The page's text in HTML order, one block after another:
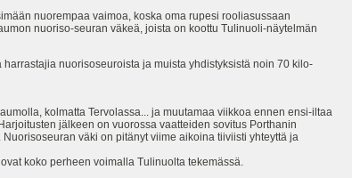
nuorempaa vaimoa, koska oma rupesi rooliasussaan
nuoriso-seuran väkeä, joista on koottu Tulinuoli-näytelmän
nuorisoseuroista ja muista yhdistyksistä noin 70 kilo-
kolmatta Tervolassa... ja muutamaa viikkoa ennen ensi-iltaa
jälkeen on vuorossa vaatteiden sovitus Porthanin
väki on pitänyt viime aikoina tiiviisti yhteyttä ja
koko perheen voimalla Tulinuolta tekemässä.